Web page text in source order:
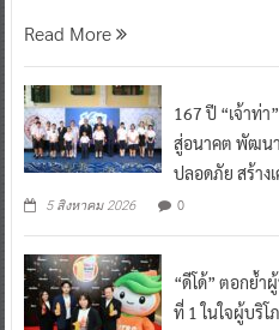
Read More
167 ปี “เจ้าท่
สู่อนาคต พัฒนา
ปลอดภัย สร้าง
5 สิงหาคม 2026 0
“ดีโด้” ตอกย้ำ
ที่ 1 ในใจผู้บริโ